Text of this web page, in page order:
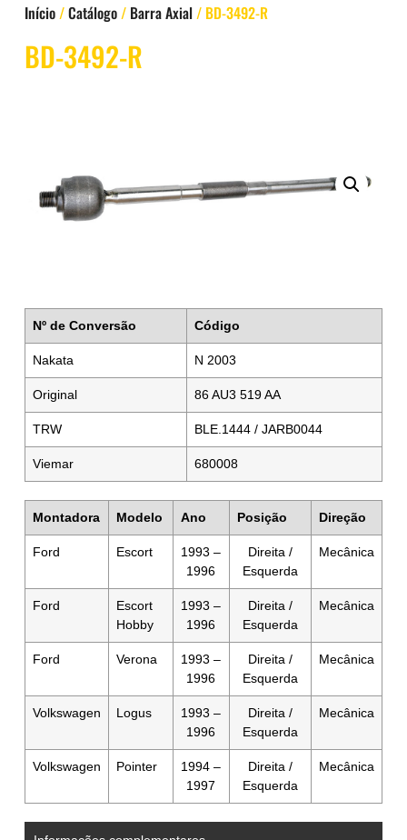
Início/Catálogo/ Barra Axial/ BD-3492-R
BD-3492-R
Nº de Conversão Código
Nakata N 2003
Original 86 AU3 519 AA
TRW BLE.1444 / JARB0044
Viemar 680008
Montadora Modelo Ano Posição Direção
Ford Escort
1993 –
1996
Direita /
Esquerda
Mecânica
Ford
Escort
Hobby
1993 –
1996
Direita /
Esquerda
Mecânica
Ford Verona
1993 –
1996
Direita /
Esquerda
Mecânica
Volkswagen Logus
1993 –
1996
Direita /
Esquerda
Mecânica
Volkswagen Pointer
1994 –
1997
Direita /
Esquerda
Mecânica